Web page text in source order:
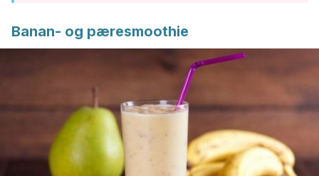
Banan- og pæresmoothie